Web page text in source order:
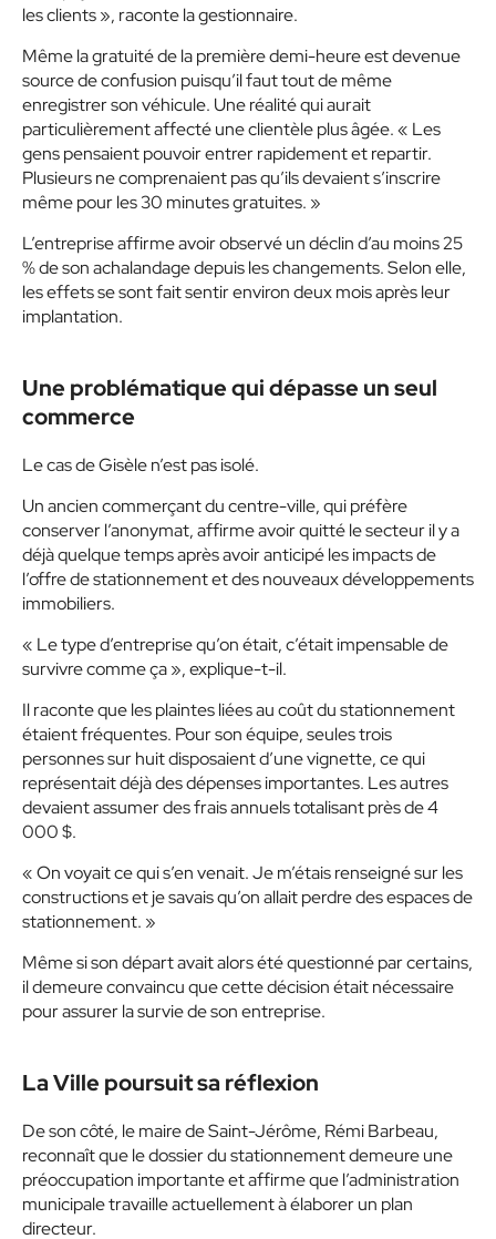
les clients », raconte la gestionnaire.
Même la gratuité de la première demi-heure est devenue
source de confusion puisqu’il faut tout de même
enregistrer son véhicule. Une réalité qui aurait
particulièrement affecté une clientèle plus âgée. « Les
gens pensaient pouvoir entrer rapidement et repartir.
Plusieurs ne comprenaient pas qu’ils devaient s’inscrire
même pour les 30 minutes gratuites. »
L’entreprise affirme avoir observé un déclin d’au moins 25
% de son achalandage depuis les changements. Selon elle,
les effets se sont fait sentir environ deux mois après leur
implantation.
Une problématique qui dépasse un seul
commerce
Le cas de Gisèle n’est pas isolé.
Un ancien commerçant du centre-ville, qui préfère
conserver l’anonymat, affirme avoir quitté le secteur il y a
déjà quelque temps après avoir anticipé les impacts de
l’offre de stationnement et des nouveaux développements
immobiliers.
« Le type d’entreprise qu’on était, c’était impensable de
survivre comme ça », explique-t-il.
Il raconte que les plaintes liées au coût du stationnement
étaient fréquentes. Pour son équipe, seules trois
personnes sur huit disposaient d’une vignette, ce qui
représentait déjà des dépenses importantes. Les autres
devaient assumer des frais annuels totalisant près de 4
000 $.
« On voyait ce qui s’en venait. Je m’étais renseigné sur les
constructions et je savais qu’on allait perdre des espaces de
stationnement. »
Même si son départ avait alors été questionné par certains,
il demeure convaincu que cette décision était nécessaire
pour assurer la survie de son entreprise.
La Ville poursuit sa réflexion
De son côté, le maire de Saint-Jérôme, Rémi Barbeau,
reconnaît que le dossier du stationnement demeure une
préoccupation importante et affirme que l’administration
municipale travaille actuellement à élaborer un plan
directeur.